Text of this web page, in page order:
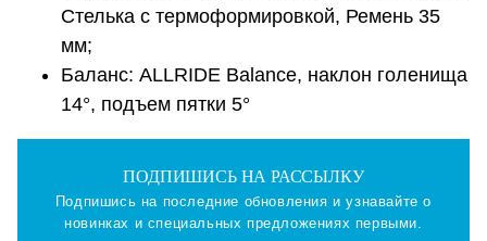
Стелька с термоформировкой, Ремень 35
мм;
Баланс: ALLRIDE Balance, наклон голенища
14°, подъем пятки 5°
ПОДПИШИСЬ НА РАССЫЛКУ
Подпишись на последние обновления и узнавайте о
новинках и специальных предложениях первыми.